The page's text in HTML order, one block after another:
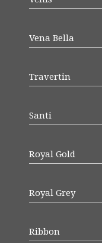
Vena Bella
Travertin
Santi
Royal Gold
Royal Grey
Ribbon